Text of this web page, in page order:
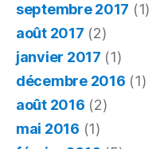
septembre 2017 (1)
août 2017 (2)
janvier 2017 (1)
décembre 2016 (1)
août 2016 (2)
mai 2016 (1)